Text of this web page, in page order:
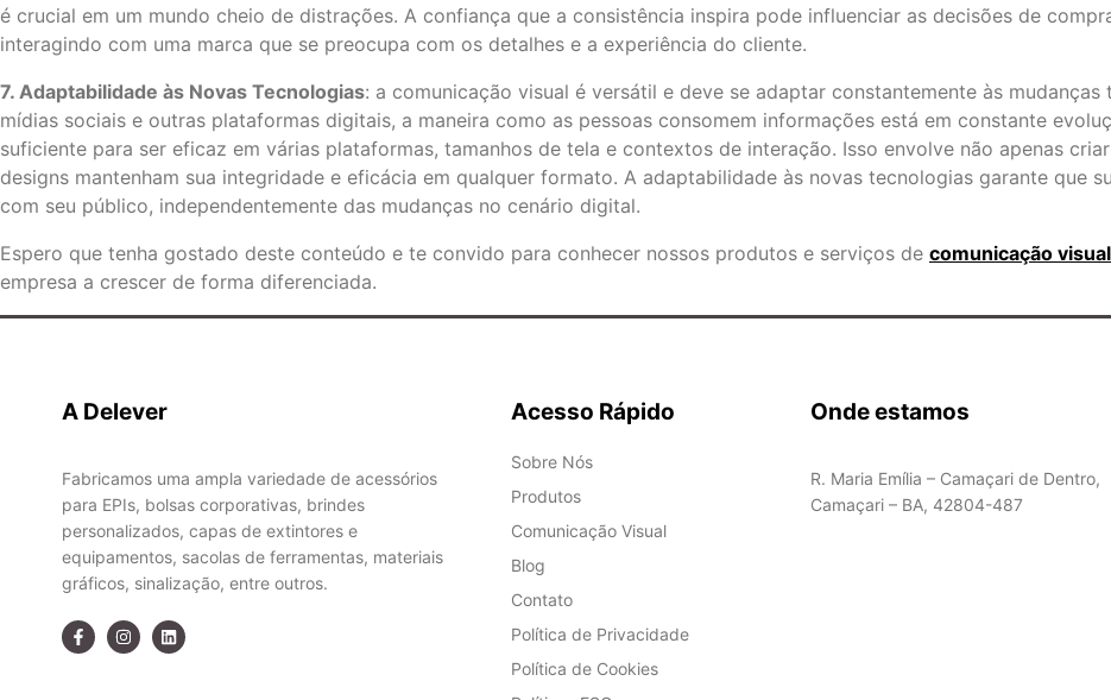
é crucial em um mundo cheio de distrações. A confiança que a consistência inspira pode influenciar as decisões de
interagindo com uma marca que se preocupa com os detalhes e a experiência do cliente.
7. Adaptabilidade às Novas Tecnologias: a comunicação visual é versátil e deve se adaptar constantemente às
mídias sociais e outras plataformas digitais, a maneira como as pessoas consomem informações está em constante
suficiente para ser eficaz em várias plataformas, tamanhos de tela e contextos de interação. Isso envolve não apenas
designs mantenham sua integridade e eficácia em qualquer formato. A adaptabilidade às novas tecnologias garante que
com seu público, independentemente das mudanças no cenário digital.
Espero que tenha gostado deste conteúdo e te convido para conhecer nossos produtos e serviços de comunicação
empresa a crescer de forma diferenciada.
A Delever
Fabricamos uma ampla variedade de acessórios
para EPIs, bolsas corporativas, brindes
personalizados, capas de extintores e
equipamentos, sacolas de ferramentas, materiais
gráficos, sinalização, entre outros.
Acesso Rápido
Sobre Nós
Produtos
Comunicação Visual
Blog
Contato
Política de Privacidade
Política de Cookies
Onde estamos
R. Maria Emília – Camaçari de Dentro,
Camaçari – BA, 42804-487